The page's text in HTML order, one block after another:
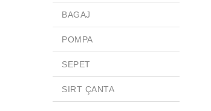
BAGAJ
POMPA
SEPET
SIRT ÇANTA